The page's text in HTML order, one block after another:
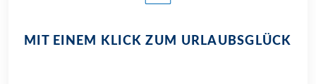
MIT EINEM KLICK ZUM URLAUBSGLÜCK